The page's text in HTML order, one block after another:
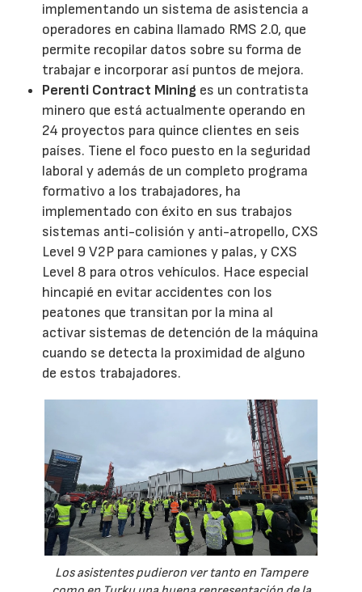
implementando un sistema de asistencia a
operadores en cabina llamado RMS 2.0, que
permite recopilar datos sobre su forma de
trabajar e incorporar así puntos de mejora.
Perenti Contract Mining es un contratista
minero que está actualmente operando en
24 proyectos para quince clientes en seis
países. Tiene el foco puesto en la seguridad
laboral y además de un completo programa
formativo a los trabajadores, ha
implementado con éxito en sus trabajos
sistemas anti-colisión y anti-atropello, CXS
Level 9 V2P para camiones y palas, y CXS
Level 8 para otros vehículos. Hace especial
hincapié en evitar accidentes con los
peatones que transitan por la mina al
activar sistemas de detención de la máquina
cuando se detecta la proximidad de alguno
de estos trabajadores.
Los asistentes pudieron ver tanto en Tampere